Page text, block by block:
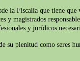
la Fiscalía que tiene
y magistrados
y jurídicos
plenitud como seres